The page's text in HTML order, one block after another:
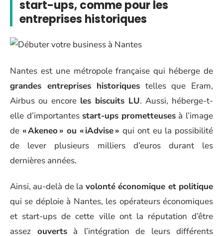
start-ups, comme pour les
entreprises historiques
Nantes est une métropole française qui héberge de
grandes entreprises historiques telles que Eram,
Airbus ou encore les biscuits LU. Aussi, héberge-t-
elle d’importantes start-ups prometteusesà l’image
de « Akeneo » ou « iAdvise » qui ont eu la possibilité
de lever plusieurs milliers d’euros durant les
dernières années.
Ainsi, au-delà de la volonté économique et politique
qui se déploie à Nantes, les opérateurs économiques
et start-ups de cette ville ont la réputation d’être
assez ouvertsà l’intégration de leurs différents